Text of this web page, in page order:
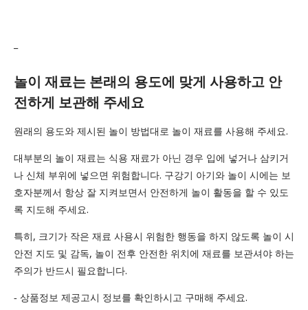
놀이 재료는 본래의 용도에 맞게 사용하고 안
전하게 보관해 주세요
원래의 용도와 제시된 놀이 방법대로 놀이 재료를 사용해 주세요.
대부분의 놀이 재료는 식용 재료가 아닌 경우 입에 넣거나 삼키거
나 신체 부위에 넣으면 위험합니다. 구강기 아기와 놀이 시에는 보
호자분께서 항상 잘 지켜보면서 안전하게 놀이 활동을 할 수 있도
록 지도해 주세요.
특히, 크기가 작은 재료 사용시 위험한 행동을 하지 않도록 놀이 시
안전 지도 및 감독, 놀이 전후 안전한 위치에 재료를 보관셔야 하는
주의가 반드시 필요합니다.
‐ 상품정보 제공고시 정보를 확인하시고 구매해 주세요.